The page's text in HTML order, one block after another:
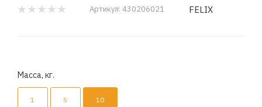
Артикул: 430206021 FELIX
Масса, кг.
1 5 10